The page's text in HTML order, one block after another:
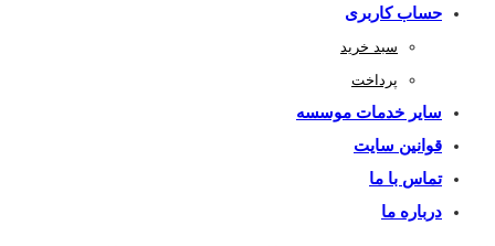
حساب کاربری
سبد خرید
پرداخت
سایر خدمات موسسه
قوانین سایت
تماس با ما
درباره ما